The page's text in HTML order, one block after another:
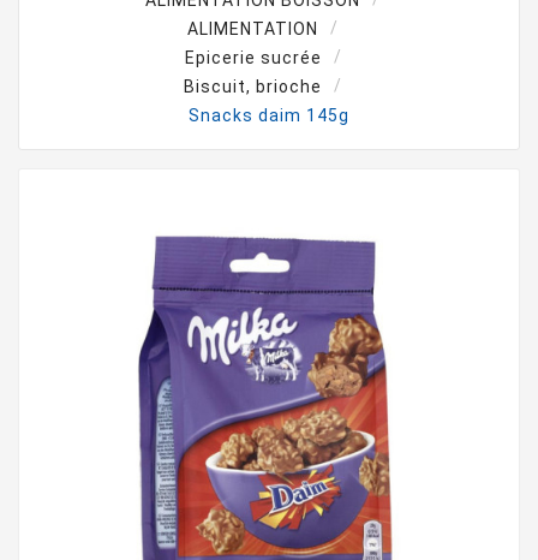
ALIMENTATION
Epicerie sucrée
Biscuit, brioche
Snacks daim 145g